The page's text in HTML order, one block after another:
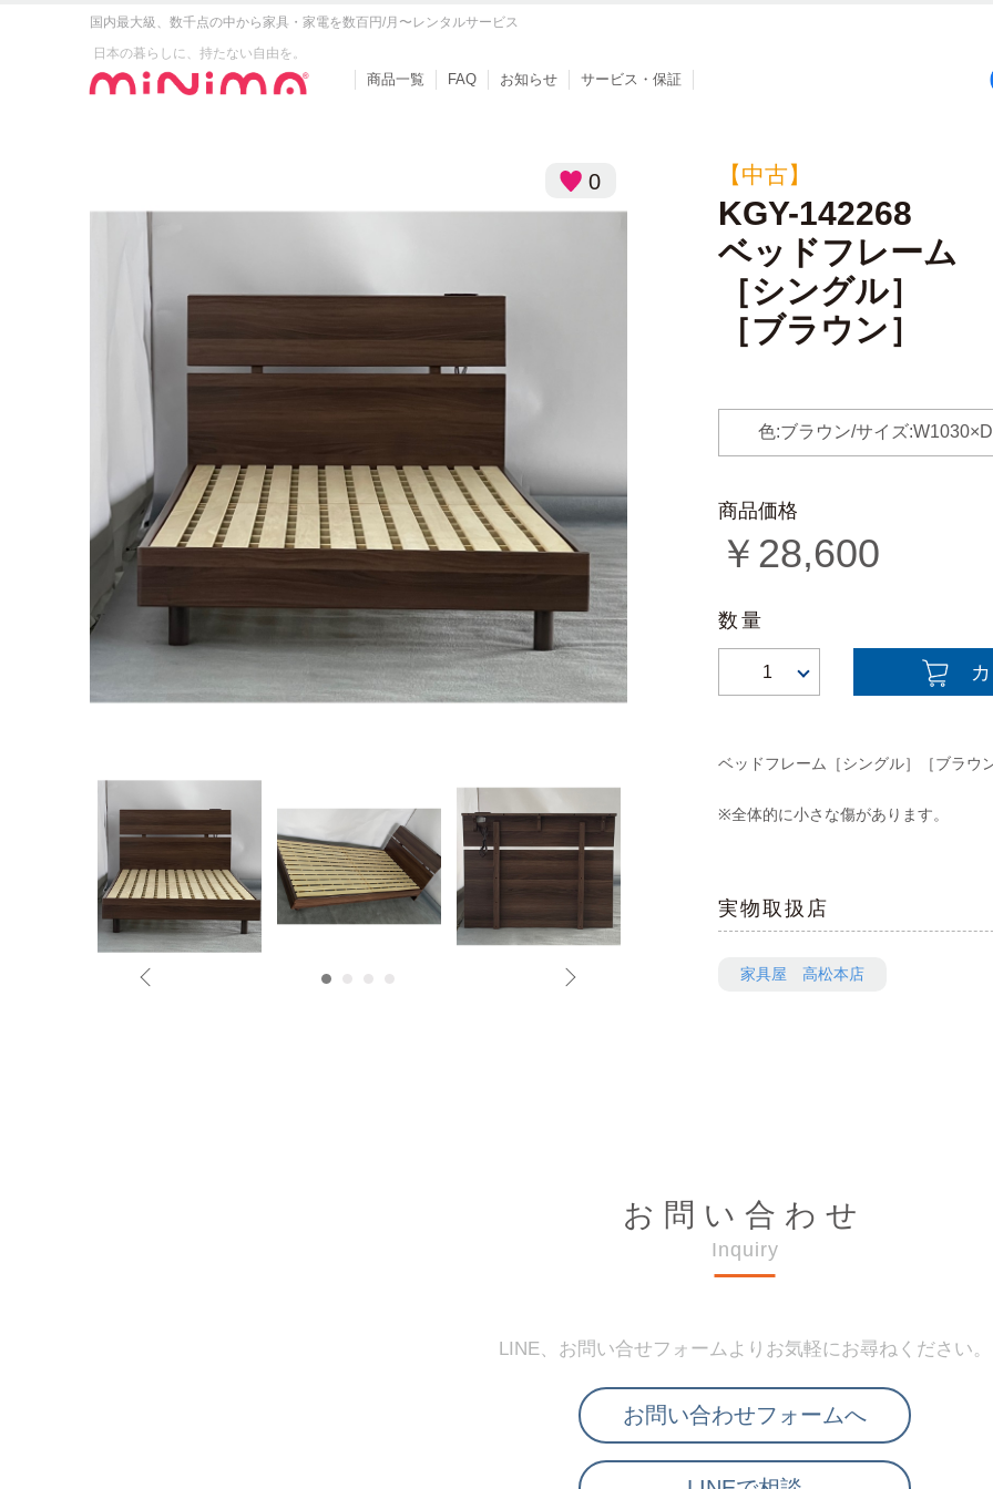
国内最大級、数千点の中から家具・家電を数百円/月〜レンタルサービス
日本の暮らしに、持たない自由を。
商品一覧 FAQ お知らせ サービス・保証
0
1 2 3 4
【中古】
KGY-142268
ベッドフレーム
［シングル］
［ブラウン］
色:ブラウン/サイズ
商品価格
￥ 28,600
数量
1
ベッドフレーム［シングル］［ブラウン
※全体的に小さな傷があります。
実物取扱店
家具屋 高松本店
お問い合わせ
Inquiry
LINE、お問い合せフォームよりお気軽にお尋ねください。
お問い合わせフォームへ